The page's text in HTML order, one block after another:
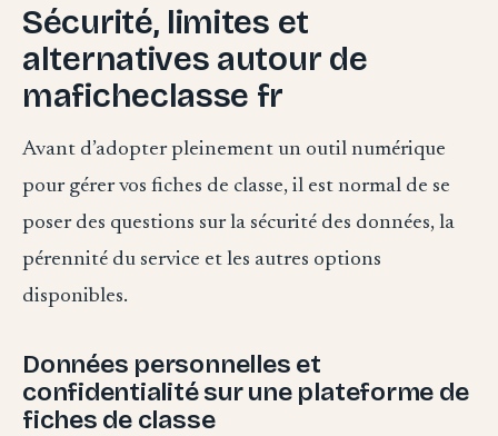
Sécurité, limites et
alternatives autour de
maficheclasse fr
Avant d’adopter pleinement un outil numérique
pour gérer vos fiches de classe, il est normal de se
poser des questions sur la sécurité des données, la
pérennité du service et les autres options
disponibles.
Données personnelles et
confidentialité sur une plateforme de
fiches de classe